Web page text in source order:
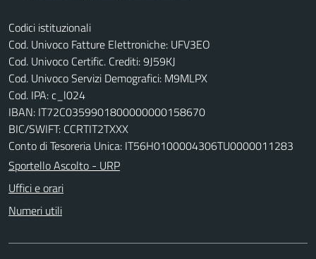
Codici istituzionali
Cod. Univoco Fatture Elettroniche: UFV3EO
Cod. Univoco Certific. Crediti: 9J59KJ
Cod. Univoco Servizi Demografici: M9MLPX
Cod. IPA: c_l024
IBAN: IT72C0359901800000000158670
BIC/SWIFT: CCRTIT2TXXX
Conto di Tesoreria Unica: IT56H0100004306TU0000011283
Sportello Ascolto - URP
Uffici e orari
Numeri utili